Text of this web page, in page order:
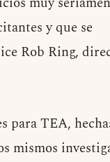
y que se
Rob Ring,
para TEA,
mismos